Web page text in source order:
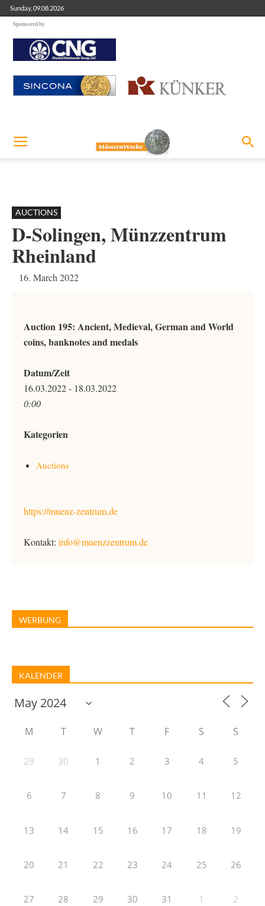
Sunday, 09.08.2026
Sponsored by
AUCTIONS
D-Solingen, Münzzentrum
Rheinland
16. March 2022
Auction 195: Ancient, Medieval, German and World
coins, banknotes and medals
Datum/Zeit
16.03.2022 - 18.03.2022
0:00
Kategorien
Auctions
https://muenz-zentrum.de
Kontakt: info@muenzzentrum.de
WERBUNG
KALENDER
M T W T F S S
29 30 1 2 3 4 5
6 7 8 9 10 11 12
13 14 15 16 17 18 19
20 21 22 23 24 25 26
27 28 29 30 31 1 2